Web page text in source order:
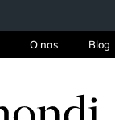
O nas Blog